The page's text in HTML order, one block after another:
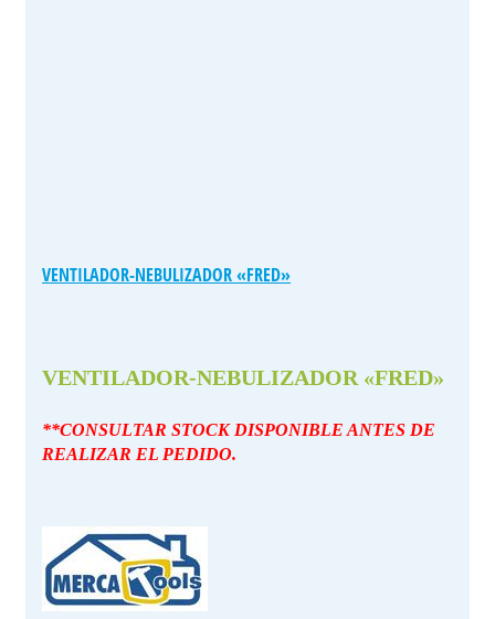
VENTILADOR-NEBULIZADOR «FRED»
VENTILADOR-NEBULIZADOR «FRED»
**CONSULTAR STOCK DISPONIBLE ANTES DE
REALIZAR EL PEDIDO.